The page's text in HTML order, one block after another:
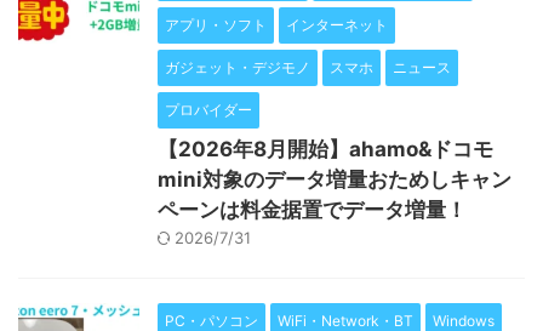
アプリ・ソフト インターネット
ガジェット・デジモノ スマホ ニュース
プロバイダー
【2026年8月開始】ahamo&ドコモ
mini対象のデータ増量おためしキャン
ペーンは料金据置でデータ増量！
2026/7/31
PC・パソコン WiFi・Network・BT Windows